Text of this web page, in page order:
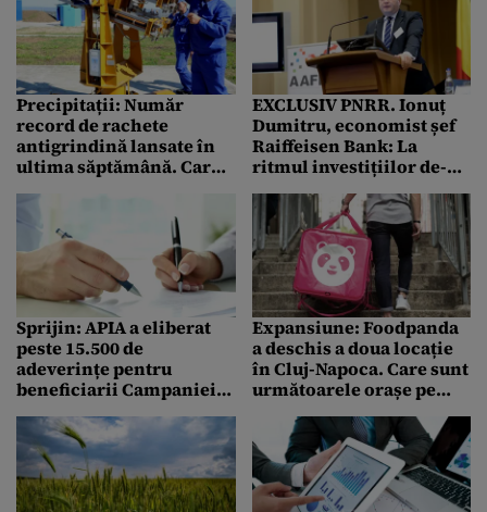
Precipitații: Număr
record de rachete
antigrindină lansate în
ultima săptămână. Care
sunt județele vizate
EXCLUSIV PNRR. Ionuț
Dumitru, economist șef
Raiffeisen Bank: La
ritmul investițiilor de-
acum, ne trebuie câteva
sute de ani să putem
mișca ceva în agricultură
Sprijin: APIA a eliberat
peste 15.500 de
adeverințe pentru
beneficiarii Campaniei
ajunge dobânda la
credite
Expansiune: Foodpanda
a deschis a doua locație
în Cluj-Napoca. Care sunt
următoarele orașe pe